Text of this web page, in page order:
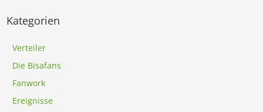
Kategorien
Verteiler
Die Bisafans
Fanwork
Ereignisse